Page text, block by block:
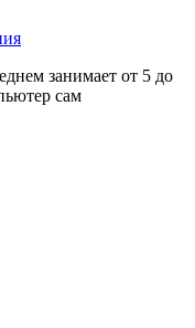
занимает от 5 до
сам